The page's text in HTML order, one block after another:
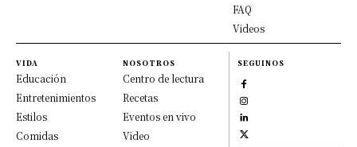
FAQ
Videos
VIDA
Educación
Entretenimientos
Estilos
Comidas
NOSOTROS
Centro de lectura
Recetas
Eventos en vivo
Video
SEGUINOS